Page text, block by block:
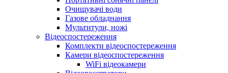
Очищувачі води
Газове обладнання
Мультитули, ножі
Відеоспостереження
Комплекти відеоспостереження
Камери відеоспостереження
WiFi відеокамери